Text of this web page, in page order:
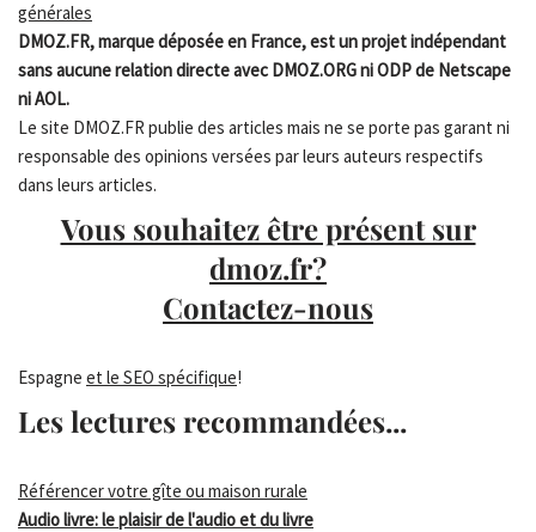
générales
DMOZ.FR, marque déposée en France, est un projet indépendant
sans aucune relation directe avec DMOZ.ORG ni ODP de Netscape
ni AOL.
Le site DMOZ.FR publie des articles mais ne se porte pas garant ni
responsable des opinions versées par leurs auteurs respectifs
dans leurs articles.
Vous souhaitez être présent sur
dmoz.fr?
Contactez-nous
Espagne et le SEO spécifique!
Les lectures recommandées...
Référencer votre gîte ou maison rurale
Audio livre: le plaisir de l'audio et du livre